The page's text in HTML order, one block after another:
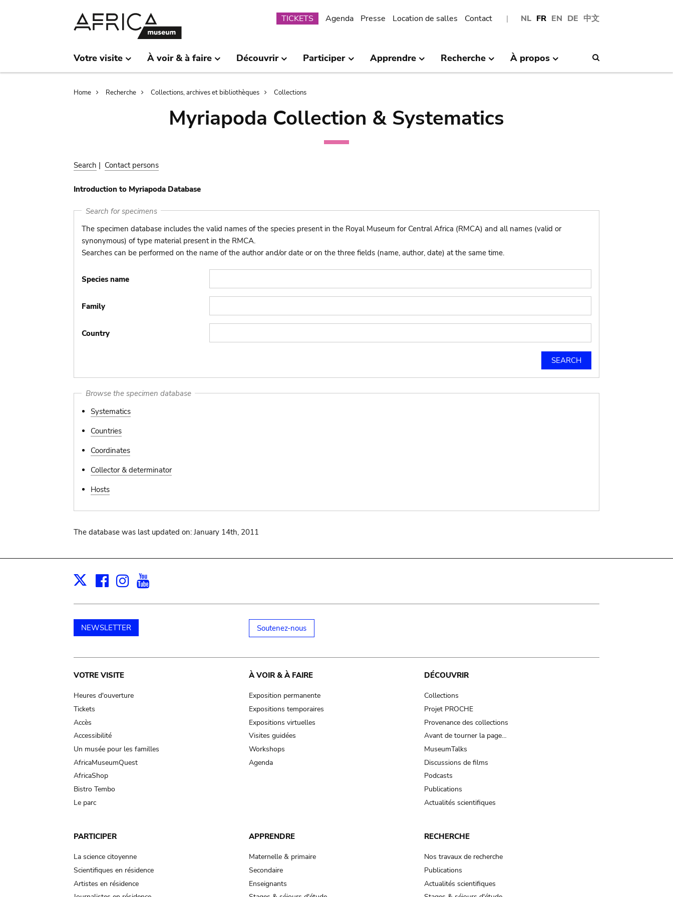
NL FR EN DE 中文
Submenu
TICKETS Agenda Presse Location de salles Contact
Votre visite À voir & à faire Découvrir Participer Apprendre Recherche À propos
Breadcrumb
Home Recherche Collections, archives et bibliothèques Collections
Myriapoda Collection & Systematics
Search | Contact persons
Introduction to Myriapoda Database
Search for specimens
The specimen database includes the valid names of the species present in the Royal Museum for Central Africa (RMCA) and all names (valid or
synonymous) of type material present in the RMCA.
Searches can be performed on the name of the author and/or date or on the three fields (name, author, date) at the same time.
Species name
Family
Country
Browse the specimen database
Systematics
Countries
Coordinates
Collector & determinator
Hosts
The database was last updated on: January 14th, 2011
X Facebook
Instagram
NEWSLETTER Soutenez-nous
Main
navigation
VOTRE VISITE
Heures d'ouverture
Tickets
Accès
Accessibilité
Un musée pour les familles
AfricaMuseumQuest
AfricaShop
Bistro Tembo
Le parc
À VOIR & À FAIRE
Exposition permanente
Expositions temporaires
Expositions virtuelles
Visites guidées
Workshops
Agenda
DÉCOUVRIR
Collections
Projet PROCHE
Provenance des collections
Avant de tourner la page…
MuseumTalks
Discussions de films
Podcasts
Publications
Actualités scientifiques
PARTICIPER
La science citoyenne
Scientifiques en résidence
Artistes en résidence
APPRENDRE
Maternelle & primaire
Secondaire
Enseignants
RECHERCHE
Nos travaux de recherche
Publications
Actualités scientifiques